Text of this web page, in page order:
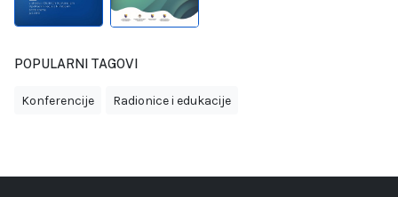
POPULARNI TAGOVI
Konferencije Radionice i edukacije